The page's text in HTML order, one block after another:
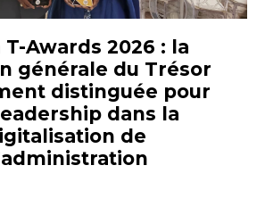
Awards 2026 : la
générale du Trésor
distinguée pour
dans la
de